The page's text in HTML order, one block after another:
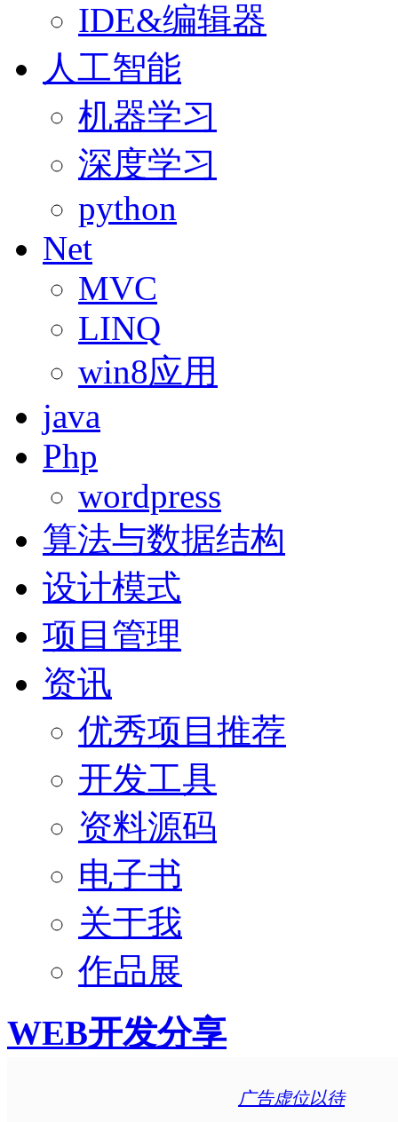
IDE&编辑器
人工智能
机器学习
深度学习
python
Net
MVC
LINQ
win8应用
java
Php
wordpress
算法与数据结构
设计模式
项目管理
资讯
优秀项目推荐
开发工具
资料源码
电子书
关于我
作品展
WEB开发分享
广告虚位以待